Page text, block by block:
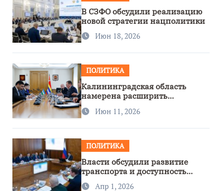
В СЗФО обсудили реализацию
новой стратегии нацполитики
Июн 18, 2026
ПОЛИТИКА
Калининградская область
намерена расширить
сотрудничество с Узбекистаном
Июн 11, 2026
ПОЛИТИКА
Власти обсудили развитие
транспорта и доступность
региона
Апр 1, 2026